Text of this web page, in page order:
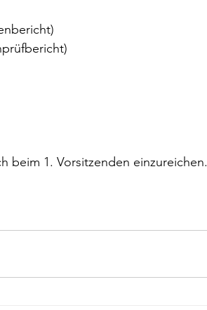
beim 1. Vorsitzenden einzureichen.